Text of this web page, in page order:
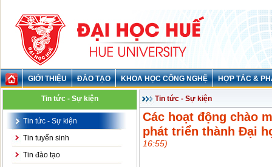
GIỚI THIỆU ĐÀO TẠO KHOA HỌC CÔNG NGHỆ HỢP TÁC &
Tin tức - Sự kiện
Tin tức - Sự kiện
Tin tuyển sinh
Tin đào tạo
Tin tức - Sự kiện
Các hoạt động chào
phát triển thành Đại
16:55)